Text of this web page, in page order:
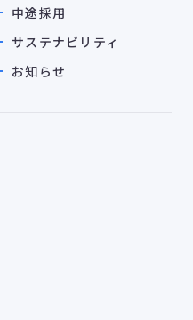
中途採用
サステナビリティ
お知らせ